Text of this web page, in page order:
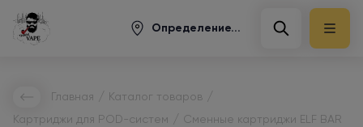
Определение...
Главная Каталог товаров
Картриджи для POD-систем Сменные картриджи ELF BAR